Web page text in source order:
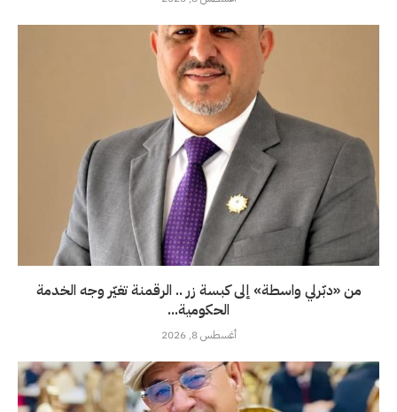
من «دبّرلي واسطة» إلى كبسة زر .. الرقمنة تغيّر وجه الخدمة
الحكومية...
أغسطس 8, 2026